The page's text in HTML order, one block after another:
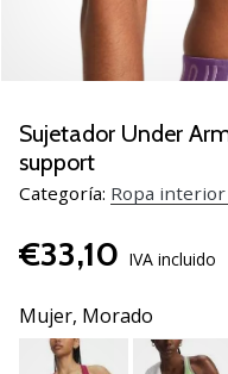
voleibol
Regalos
Navidad
para
jugadores
de
¡Nuestros
te
ayudarán
Sujetador Under
support
Categoría: Ropa
€33,10 IVA incluido
Mujer, Morado